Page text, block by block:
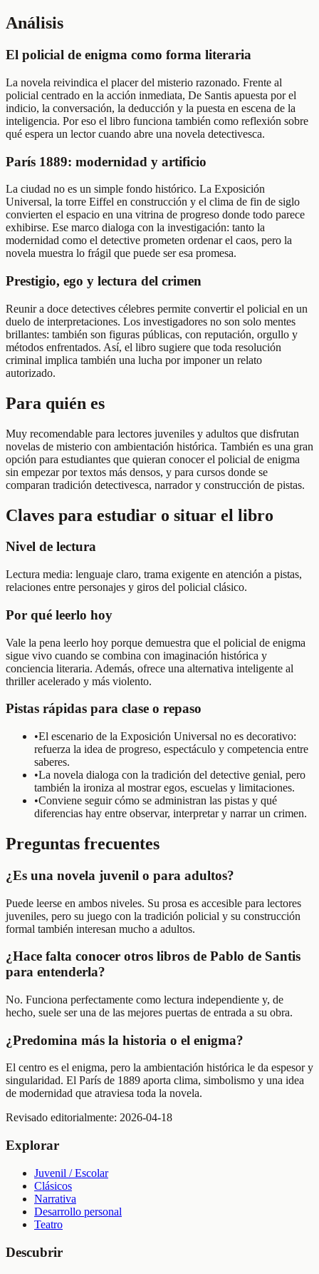
Análisis
El policial de enigma como forma literaria
La novela reivindica el placer del misterio razonado. Frente al
policial centrado en la acción inmediata, De Santis apuesta por el
indicio, la conversación, la deducción y la puesta en escena de la
inteligencia. Por eso el libro funciona también como reflexión sobre
qué espera un lector cuando abre una novela detectivesca.
París 1889: modernidad y artificio
La ciudad no es un simple fondo histórico. La Exposición
Universal, la torre Eiffel en construcción y el clima de fin de siglo
convierten el espacio en una vitrina de progreso donde todo parece
exhibirse. Ese marco dialoga con la investigación: tanto la
modernidad como el detective prometen ordenar el caos, pero la
novela muestra lo frágil que puede ser esa promesa.
Prestigio, ego y lectura del crimen
Reunir a doce detectives célebres permite convertir el policial en un
duelo de interpretaciones. Los investigadores no son solo mentes
brillantes: también son figuras públicas, con reputación, orgullo y
métodos enfrentados. Así, el libro sugiere que toda resolución
criminal implica también una lucha por imponer un relato
autorizado.
Para quién es
Muy recomendable para lectores juveniles y adultos que disfrutan
novelas de misterio con ambientación histórica. También es una gran
opción para estudiantes que quieran conocer el policial de enigma
sin empezar por textos más densos, y para cursos donde se
comparan tradición detectivesca, narrador y construcción de pistas.
Claves para estudiar o situar el libro
Nivel de lectura
Lectura media: lenguaje claro, trama exigente en atención a pistas,
relaciones entre personajes y giros del policial clásico.
Por qué leerlo hoy
Vale la pena leerlo hoy porque demuestra que el policial de enigma
sigue vivo cuando se combina con imaginación histórica y
conciencia literaria. Además, ofrece una alternativa inteligente al
thriller acelerado y más violento.
Pistas rápidas para clase o repaso
•El escenario de la Exposición Universal no es decorativo:
refuerza la idea de progreso, espectáculo y competencia entre
saberes.
•La novela dialoga con la tradición del detective genial, pero
también la ironiza al mostrar egos, escuelas y limitaciones.
•Conviene seguir cómo se administran las pistas y qué
diferencias hay entre observar, interpretar y narrar un crimen.
Preguntas frecuentes
¿Es una novela juvenil o para adultos?
Puede leerse en ambos niveles. Su prosa es accesible para lectores
juveniles, pero su juego con la tradición policial y su construcción
formal también interesan mucho a adultos.
¿Hace falta conocer otros libros de Pablo de Santis
para entenderla?
No. Funciona perfectamente como lectura independiente y, de
hecho, suele ser una de las mejores puertas de entrada a su obra.
¿Predomina más la historia o el enigma?
El centro es el enigma, pero la ambientación histórica le da espesor y
singularidad. El París de 1889 aporta clima, simbolismo y una idea
de modernidad que atraviesa toda la novela.
Revisado editorialmente: 2026-04-18
Explorar
Juvenil / Escolar
Clásicos
Narrativa
Desarrollo personal
Teatro
Descubrir